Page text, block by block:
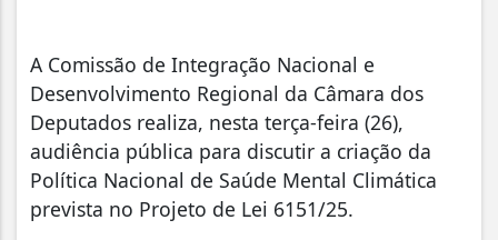
A Comissão de Integração Nacional e
Desenvolvimento Regional da Câmara dos
Deputados realiza, nesta terça-feira (26),
audiência pública para discutir a criação da
Política Nacional de Saúde Mental Climática
prevista no Projeto de Lei 6151/25.